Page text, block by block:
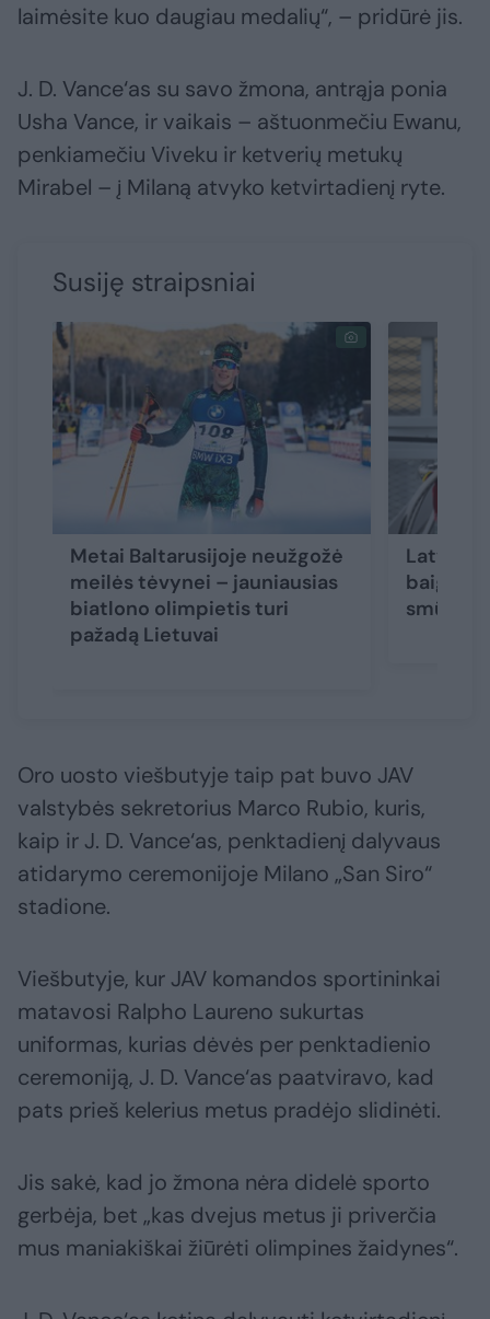
laimėsite kuo daugiau medalių“, – pridūrė jis.
J. D. Vance‘as su savo žmona, antrąja ponia
Usha Vance, ir vaikais – aštuonmečiu Ewanu,
penkiamečiu Viveku ir ketverių metukų
Mirabel – į Milaną atvyko ketvirtadienį ryte.
Susiję straipsniai
Metai Baltarusijoje neužgožė
meilės tėvynei – jauniausias
biatlono olimpietis turi
pažadą Lietuvai
Latviui
baigėsi
smūgio
Oro uosto viešbutyje taip pat buvo JAV
valstybės sekretorius Marco Rubio, kuris,
kaip ir J. D. Vance‘as, penktadienį dalyvaus
atidarymo ceremonijoje Milano „San Siro“
stadione.
Viešbutyje, kur JAV komandos sportininkai
matavosi Ralpho Laureno sukurtas
uniformas, kurias dėvės per penktadienio
ceremoniją, J. D. Vance‘as paatviravo, kad
pats prieš kelerius metus pradėjo slidinėti.
Jis sakė, kad jo žmona nėra didelė sporto
gerbėja, bet „kas dvejus metus ji priverčia
mus maniakiškai žiūrėti olimpines žaidynes“.